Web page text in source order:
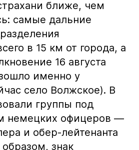
ближе, чем
самые дальние
в 15 км от города, а
16 августа
именно у
село Волжское). В
группы под
немецких офицеров —
и обер-лейтенанта
знак